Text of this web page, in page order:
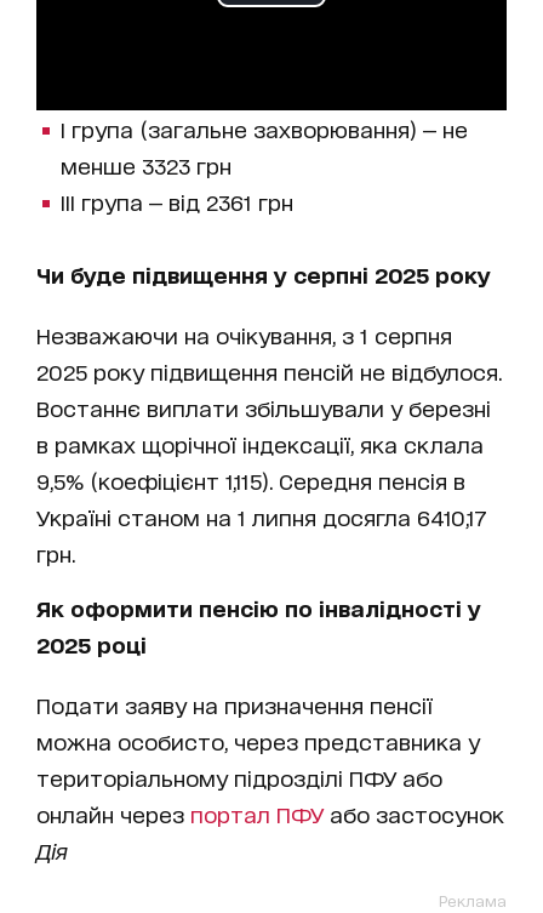
І група (загальне захворювання) — не
менше 3323 грн
ІІІ група — від 2361 грн
Чи буде підвищення у серпні 2025 року
Незважаючи на очікування, з 1 серпня
2025 року підвищення пенсій не відбулося.
Востаннє виплати збільшували у березні
в рамках щорічної індексації, яка склала
9,5% (коефіцієнт 1,115). Середня пенсія в
Україні станом на 1 липня досягла 6410,17
грн.
Як оформити пенсію по інвалідності у
2025 році
Подати заяву на призначення пенсії
можна особисто, через представника у
територіальному підрозділі ПФУ або
онлайн через портал ПФУабо застосунок
Дія
Реклама